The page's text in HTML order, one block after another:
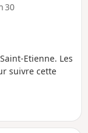
30
Etienne. Les
suivre cette